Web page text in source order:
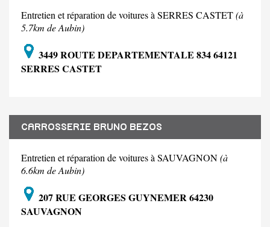
Entretien et réparation de voitures à SERRES CASTET(à
5.7km de Aubin)
3449 ROUTE DEPARTEMENTALE 834 64121
SERRES CASTET
CARROSSERIE BRUNO BEZOS
Entretien et réparation de voitures à SAUVAGNON(à
6.6km de Aubin)
207 RUE GEORGES GUYNEMER 64230
SAUVAGNON